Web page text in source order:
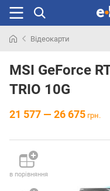
раніше
Відеокарти
MSI GeForce
TRIO 10G
21 577 — 26 675 грн.
в порівняння